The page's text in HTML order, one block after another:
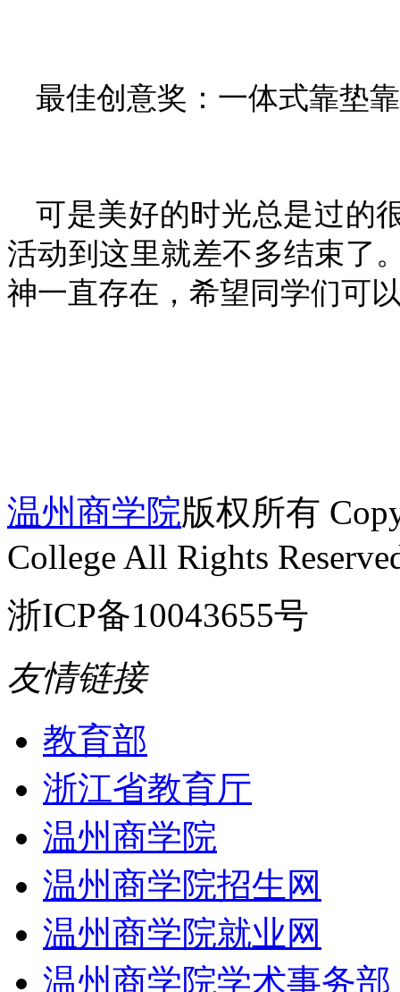
最佳创意奖：一体式靠垫
可是美好的时光总是过的
活动到这里就差不多结束了
神一直存在，希望同学们可
温州商学院版权所有
College All Rights
浙ICP备10043655号
友情链接
教育部
浙江省教育厅
温州商学院
温州商学院招生网
温州商学院就业网
温州商学院学术事务部